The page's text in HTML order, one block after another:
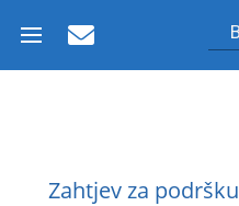
Zahtjev za podršku